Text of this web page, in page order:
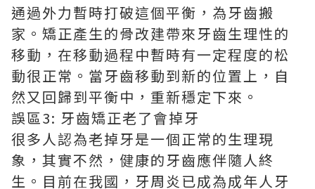
通過外力暫時打破這個平衡，為牙齒搬
家。矯正產生的骨改建帶來牙齒生理性的
移動，在移動過程中暫時有一定程度的松
動很正常。當牙齒移動到新的位置上，自
然又回歸到平衡中，重新穩定下來。
誤區3: 牙齒矯正老了會掉牙
很多人認為老掉牙是一個正常的生理現
象，其實不然，健康的牙齒應伴隨人終
生。目前在我國，牙周炎已成為成年人牙